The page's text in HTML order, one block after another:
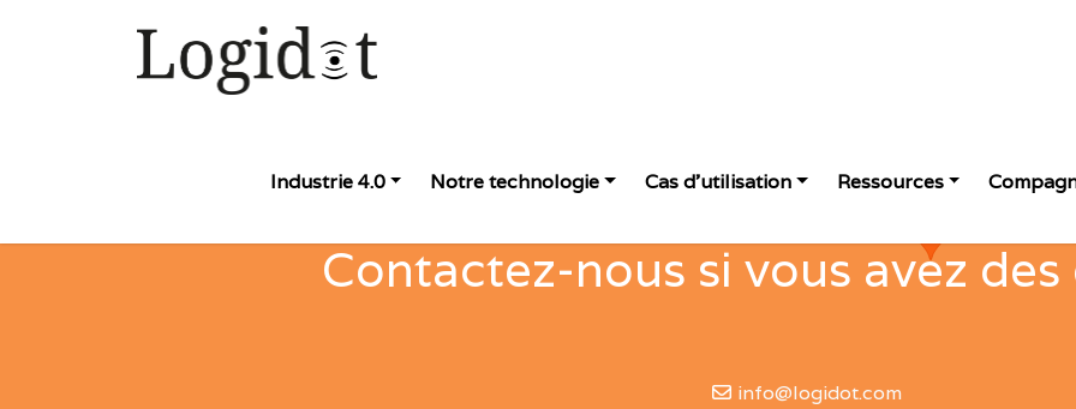
Industrie 4.0 Notre technologie Cas d'utilisation Ressources
Contactez-nous si vous avez
info@logidot.com